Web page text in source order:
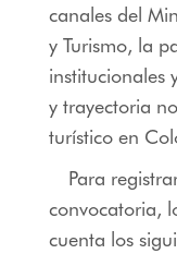
canales del
y Turismo, la
institucionales
y trayectoria
turístico en
Para
convocatoria,
cuenta los